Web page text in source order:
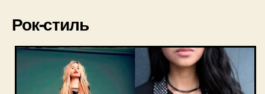
Рок-стиль